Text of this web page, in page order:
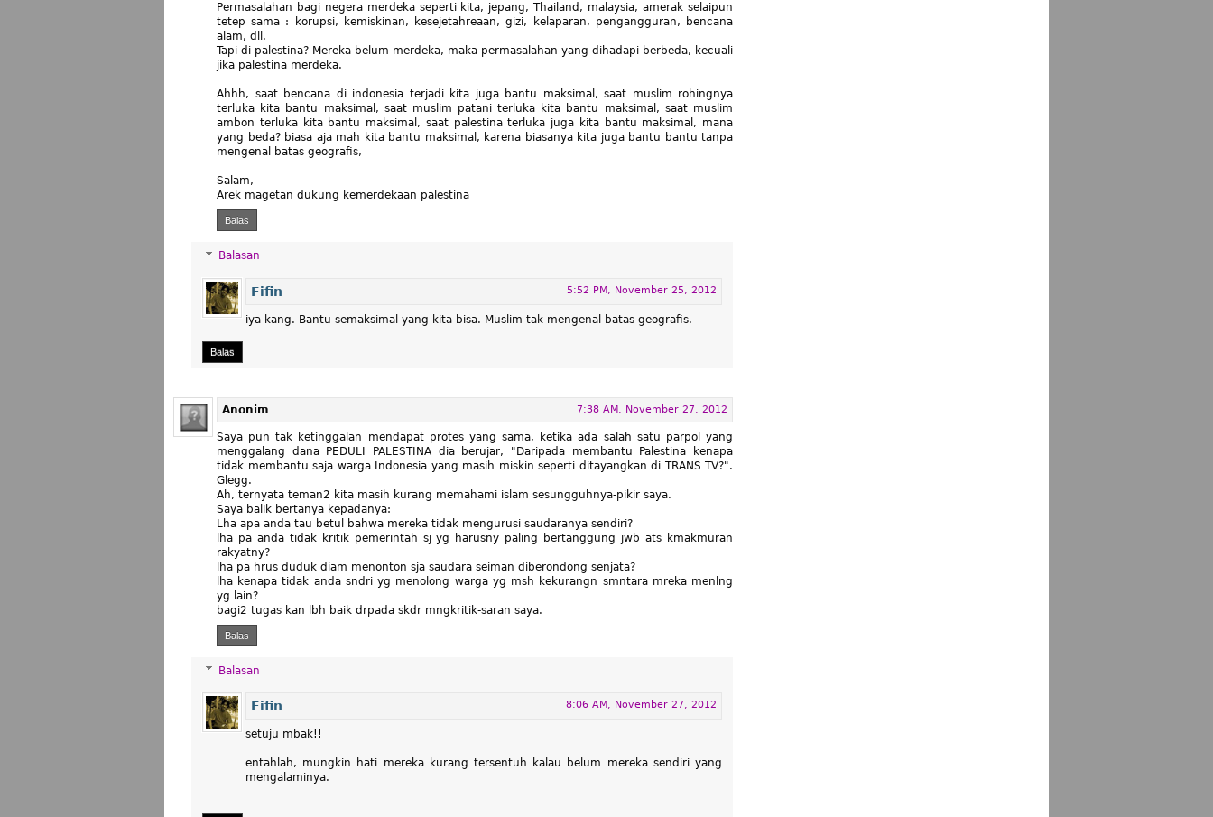
Permasalahan bagi negera merdeka seperti kita, jepang, Thailand, malaysia, amerak selaipun
tetep sama : korupsi, kemiskinan, kesejetahreaan, gizi, kelaparan, pengangguran, bencana
alam, dll.
Tapi di palestina? Mereka belum merdeka, maka permasalahan yang dihadapi berbeda, kecuali
jika palestina merdeka.
Ahhh, saat bencana di indonesia terjadi kita juga bantu maksimal, saat muslim rohingnya
terluka kita bantu maksimal, saat muslim patani terluka kita bantu maksimal, saat muslim
ambon terluka kita bantu maksimal, saat palestina terluka juga kita bantu maksimal, mana
yang beda? biasa aja mah kita bantu maksimal, karena biasanya kita juga bantu bantu tanpa
mengenal batas geografis,
Salam,
Arek magetan dukung kemerdekaan palestina
Balas
Balasan
Fifin 5:52 PM, November 25, 2012
iya kang. Bantu semaksimal yang kita bisa. Muslim tak mengenal batas geografis.
Balas
Anonim 7:38 AM, November 27, 2012
Saya pun tak ketinggalan mendapat protes yang sama, ketika ada salah satu parpol yang
menggalang dana PEDULI PALESTINA dia berujar, "Daripada membantu Palestina kenapa
tidak membantu saja warga Indonesia yang masih miskin seperti ditayangkan di TRANS TV?".
Glegg.
Ah, ternyata teman2 kita masih kurang memahami islam sesungguhnya-pikir saya.
Saya balik bertanya kepadanya:
Lha apa anda tau betul bahwa mereka tidak mengurusi saudaranya sendiri?
lha pa anda tidak kritik pemerintah sj yg harusny paling bertanggung jwb ats kmakmuran
rakyatny?
lha pa hrus duduk diam menonton sja saudara seiman diberondong senjata?
lha kenapa tidak anda sndri yg menolong warga yg msh kekurangn smntara mreka menlng
yg lain?
bagi2 tugas kan lbh baik drpada skdr mngkritik-saran saya.
Balas
Balasan
Fifin 8:06 AM, November 27, 2012
setuju mbak!!
entahlah, mungkin hati mereka kurang tersentuh kalau belum mereka sendiri yang
mengalaminya.